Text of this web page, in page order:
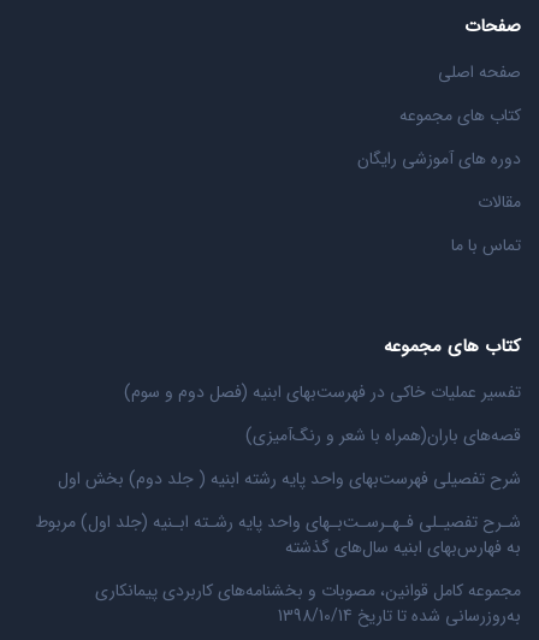
صفحات
صفحه اصلی
کتاب های مجموعه
دوره های آموزشی رایگان
مقالات
تماس با ما
کتاب های مجموعه
تفسیر عملیات خاکی در فهرست‌بهای ابنیه (فصل دوم و سوم)
قصه‌های باران(همراه با شعر و رنگ‌‌آمیزی)
شرح تفصیلی فهرست‌بهای واحد پایه رشته ابنیه ( جلد دوم) بخش اول
شـرح تفصیـلی فـهـرسـت‌بـهای واحد پایه رشـته ابـنیه (جلد اول) مربوط
به فهارس‌بهای ابنیه سال‌های گذشته
مجموعه کامل قوانین، مصوبات و بخشنامه‌های کاربردی پیمانکاری
به‌روزرسانی شده تا تاریخ 1398/10/14